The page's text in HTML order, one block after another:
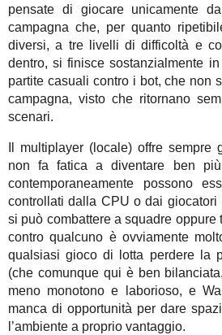
pensate di giocare unicamente
campagna che, per quanto
diversi, a tre livelli di difficoltà e
dentro, si finisce sostanzialmente
partite casuali contro i bot, che non
campagna, visto che ritornano
scenari.
Il multiplayer (locale) offre sempre
non fa fatica a diventare ben
contemporaneamente possono
controllati dalla CPU o dai giocatori
si può combattere a squadre oppure
contro qualcuno è ovviamente
qualsiasi gioco di lotta perdere la
(che comunque qui è ben
meno monotono e laborioso, e
manca di opportunità per dare
l’ambiente a proprio vantaggio.